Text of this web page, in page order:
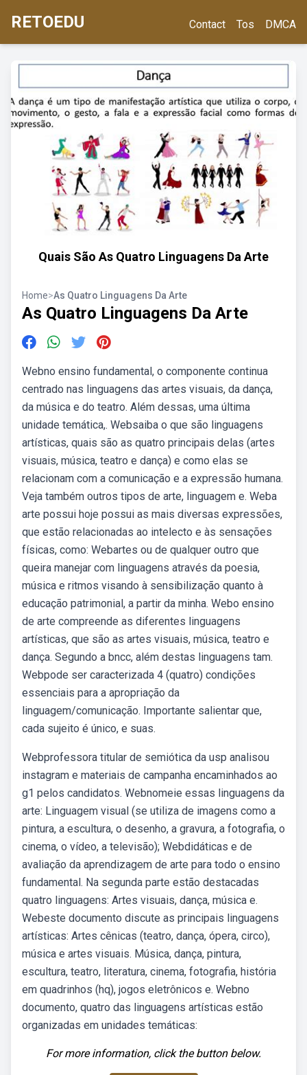
RETOEDU Contact Tos DMCA
Quais São As Quatro Linguagens Da Arte
Home>As Quatro Linguagens Da Arte
As Quatro Linguagens Da Arte
Webno ensino fundamental, o componente continua
centrado nas linguagens das artes visuais, da dança,
da música e do teatro. Além dessas, uma última
unidade temática,. Websaiba o que são linguagens
artísticas, quais são as quatro principais delas (artes
visuais, música, teatro e dança) e como elas se
relacionam com a comunicação e a expressão humana.
Veja também outros tipos de arte, linguagem e. Weba
arte possui hoje possui as mais diversas expressões,
que estão relacionadas ao intelecto e às sensações
físicas, como: Webartes ou de qualquer outro que
queira manejar com linguagens através da poesia,
música e ritmos visando à sensibilização quanto à
educação patrimonial, a partir da minha. Webo ensino
de arte compreende as diferentes linguagens
artísticas, que são as artes visuais, música, teatro e
dança. Segundo a bncc, além destas linguagens tam.
Webpode ser caracterizada 4 (quatro) condições
essenciais para a apropriação da
linguagem/comunicação. Importante salientar que,
cada sujeito é único, e suas.
Webprofessora titular de semiótica da usp analisou
instagram e materiais de campanha encaminhados ao
g1 pelos candidatos. Webnomeie essas linguagens da
arte: Linguagem visual (se utiliza de imagens como a
pintura, a escultura, o desenho, a gravura, a fotografia, o
cinema, o vídeo, a televisão); Webdidáticas e de
avaliação da aprendizagem de arte para todo o ensino
fundamental. Na segunda parte estão destacadas
quatro linguagens: Artes visuais, dança, música e.
Webeste documento discute as principais linguagens
artísticas: Artes cênicas (teatro, dança, ópera, circo),
música e artes visuais. Música, dança, pintura,
escultura, teatro, literatura, cinema, fotografia, história
em quadrinhos (hq), jogos eletrônicos e. Webno
documento, quatro das linguagens artísticas estão
organizadas em unidades temáticas:
For more information, click the button below.